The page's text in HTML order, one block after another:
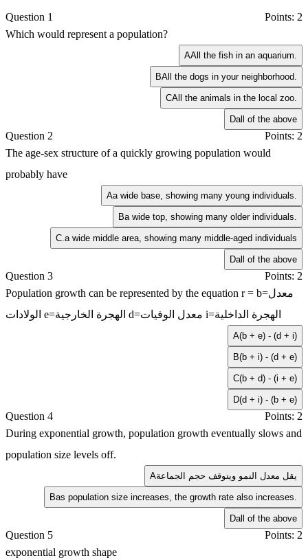
Question 1
Points: 2
Which would represent a population?
AAll the fish in an aquarium.
BAll the dogs in your neighborhood.
CAll the animals in the local zoo.
Dall of the above
Question 2
Points: 2
The age-sex structure of a quickly growing population would
probably have
Aa wide base, showing many young individuals.
Ba wide top, showing many older individuals.
C.a wide middle area, showing many middle-aged individuals
Dall of the above
Question 3
Points: 2
Population growth can be represented by the equation r = b=معدل
الولادات e=الهجرة الخارجية d=معدل الوفيات i=الهجرة الداخلية
A(b + e) - (d + i)
B(b + i) - (d + e)
C(b + d) - (i + e)
D(d + i) - (b + e)
Question 4
Points: 2
During exponential growth, population growth eventually slows and
population size levels off.
Aيقل معدل النمو ويتوقف حجم الجماعة
Bas population size increases, the growth rate also increases.
Dall of the above
Question 5
Points: 2
exponential growth shape